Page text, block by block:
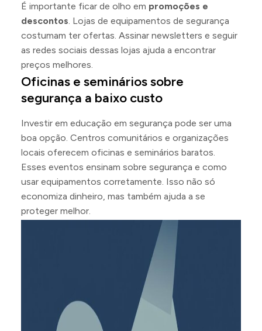
É importante ficar de olho em promoções e
descontos. Lojas de equipamentos de segurança
costumam ter ofertas. Assinar newsletters e seguir
as redes sociais dessas lojas ajuda a encontrar
preços melhores.
Oficinas e seminários sobre
segurança a baixo custo
Investir em educação em segurança pode ser uma
boa opção. Centros comunitários e organizações
locais oferecem oficinas e seminários baratos.
Esses eventos ensinam sobre segurança e como
usar equipamentos corretamente. Isso não só
economiza dinheiro, mas também ajuda a se
proteger melhor.